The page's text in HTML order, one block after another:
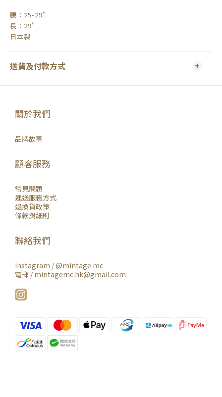
腰：25-29"
長：29"
日本製
送貨及付款方式
關於我們
品牌故事
顧客服務
常見問題
運送服務方式
退換貨政策
條款與細則
聯絡我們
Instagram /@mintage.mc
電郵 / mintagemc.hk@gmail.com